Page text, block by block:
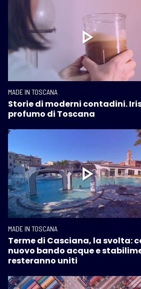
MADE IN TOSCANA
Storie di moderni contadini.
profumo di Toscana
MADE IN TOSCANA
Terme di Casciana, la svolta:
nuovo bando acque e
resteranno uniti